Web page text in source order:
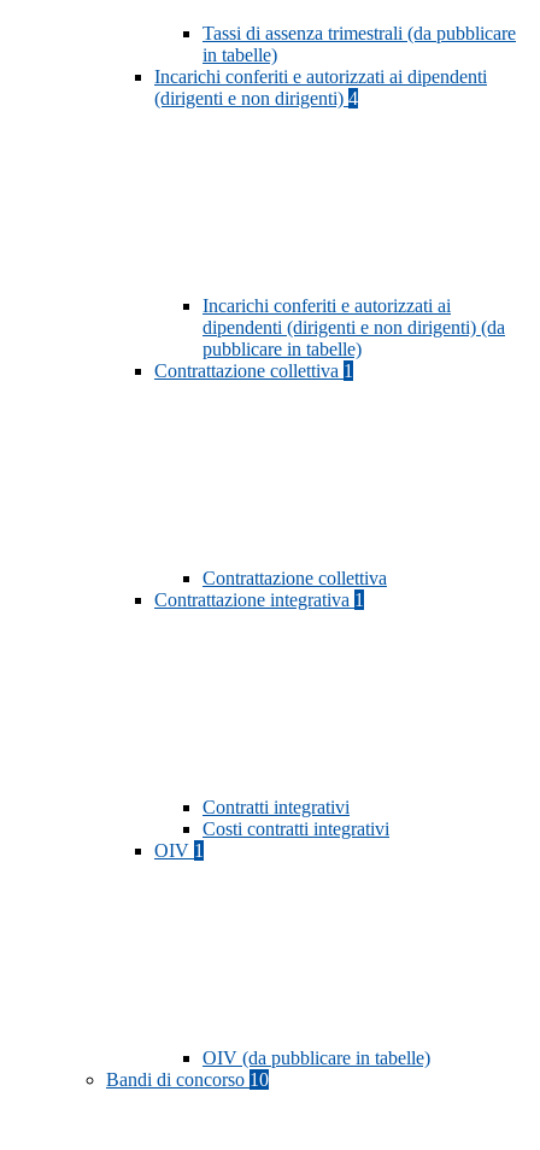
Tassi di assenza trimestrali (da pubblicare
in tabelle)
Incarichi conferiti e autorizzati ai dipendenti
(dirigenti e non dirigenti) 4
Incarichi conferiti e autorizzati ai
dipendenti (dirigenti e non dirigenti) (da
pubblicare in tabelle)
Contrattazione collettiva 1
Contrattazione collettiva
Contrattazione integrativa 1
Contratti integrativi
Costi contratti integrativi
OIV 1
OIV (da pubblicare in tabelle)
Bandi di concorso 10